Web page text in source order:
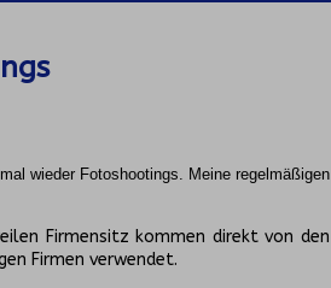
wieder Fotoshootings. Meine regelmäßigen
Firmensitz kommen direkt von den
Firmen verwendet.